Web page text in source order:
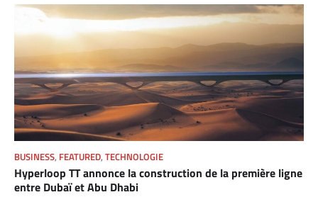
BUSINESS, FEATURED, TECHNOLOGIE
Hyperloop TT annonce la construction de la première ligne
entre Dubaï et Abu Dhabi